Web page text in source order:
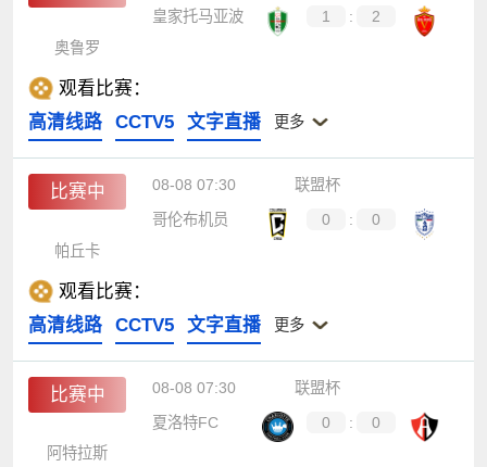
皇家托马亚波
1 :
2
奥鲁罗
观看比赛：
高清线路
CCTV5 文字直播 更多
比赛中 08-08 07:30
联盟杯
哥伦布机员
0 :
0
帕丘卡
观看比赛：
高清线路
CCTV5 文字直播 更多
比赛中 08-08 07:30
联盟杯
夏洛特FC
0 :
0
阿特拉斯